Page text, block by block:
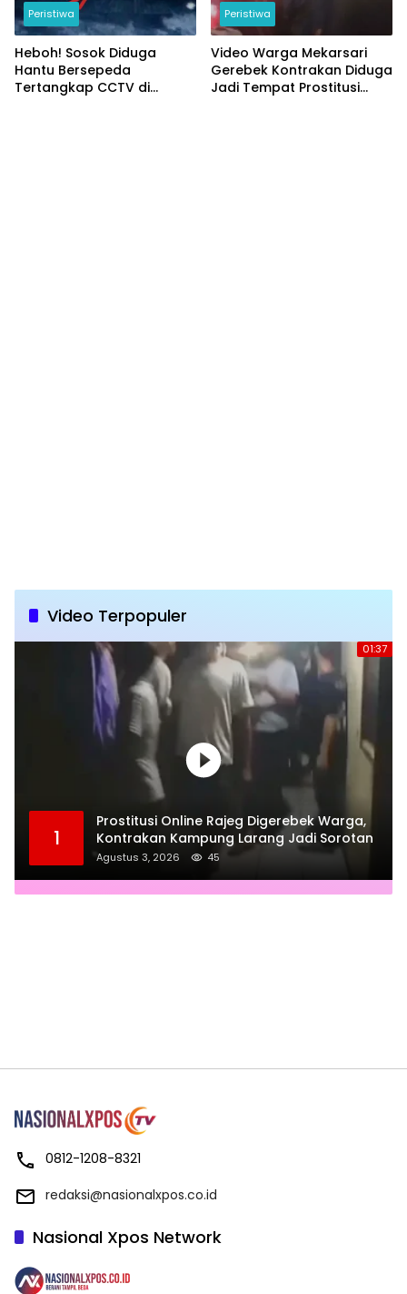
Peristiwa
Heboh! Sosok Diduga
Hantu Bersepeda
Tertangkap CCTV di
Peristiwa
Video Warga Mekarsari
Gerebek Kontrakan Diduga
Jadi Tempat Prostitusi
Video Terpopuler
01:37
1
Prostitusi Online Rajeg Digerebek Warga,
Kontrakan Kampung Larang Jadi Sorotan
Agustus 3, 2026 45
0812-1208-8321
redaksi@nasionalxpos.co.id
Nasional Xpos Network